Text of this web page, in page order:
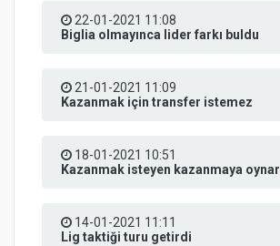
22-01-2021 11:08
Biglia olmayınca lider farkı buldu
21-01-2021 11:09
Kazanmak için transfer istemez
18-01-2021 10:51
Kazanmak isteyen kazanmaya oynar
14-01-2021 11:11
Lig taktiği turu getirdi